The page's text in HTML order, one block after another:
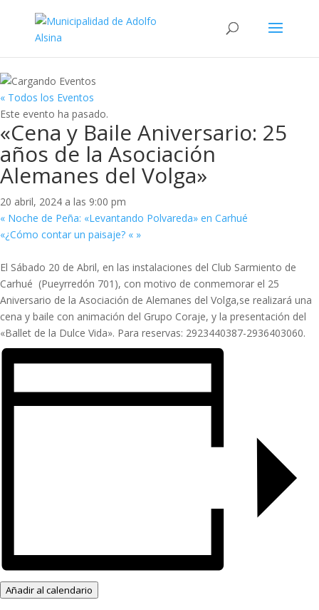
« Todos los Eventos
Este evento ha pasado.
«Cena y Baile Aniversario: 25
años de la Asociación
Alemanes del Volga»
20 abril, 2024 a las 9:00 pm
« Noche de Peña: «Levantando Polvareda» en Carhué
«¿Cómo contar un paisaje? « »
El Sábado 20 de Abril, en las instalaciones del Club Sarmiento de
Carhué (Pueyrredón 701), con motivo de conmemorar el 25
Aniversario de la Asociación de Alemanes del Volga,se realizará una
cena y baile con animación del Grupo Coraje, y la presentación del
«Ballet de la Dulce Vida». Para reservas: 2923440387-2936403060.
Añadir al calendario